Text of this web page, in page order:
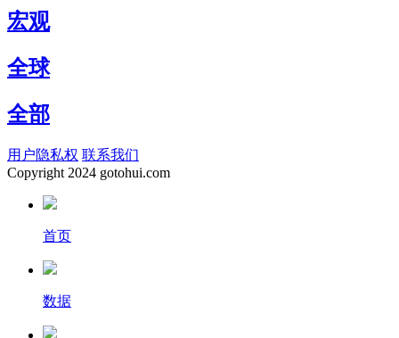
宏观
全球
全部
用户隐私权 联系我们
Copyright 2024 gotohui.com
首页
数据